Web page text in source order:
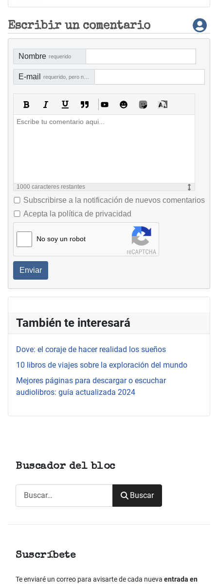
Escribir un comentario
Nombre requerido
E-mail
1000 caracteres restantes
Subscribirse a la notificación de nuevos comentarios
Acepta la política de privacidad
No soy un robot
Enviar
También te interesará
Dove: el coraje de hacer realidad los sueños
10 libros de viajes sobre la exploración del mundo
Mejores páginas para descargar o escuchar
audiolibros: guía actualizada 2024
Buscador del bloc
Buscar
Suscríbete
Te enviaré un correo para avisarte de cada nueva entrada en